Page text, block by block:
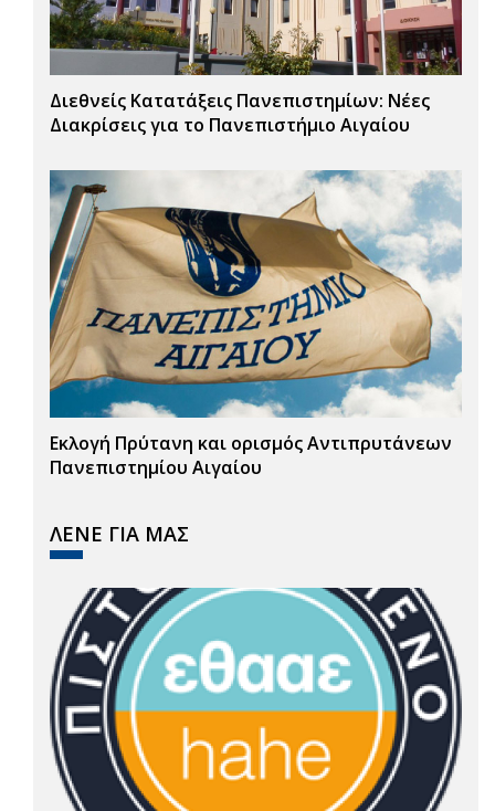
Διεθνείς Κατατάξεις Πανεπιστημίων: Νέες
Διακρίσεις για το Πανεπιστήμιο Αιγαίου
Εκλογή Πρύτανη και ορισμός Αντιπρυτάνεων
Πανεπιστημίου Αιγαίου
ΛΕΝΕ ΓΙΑ ΜΑΣ